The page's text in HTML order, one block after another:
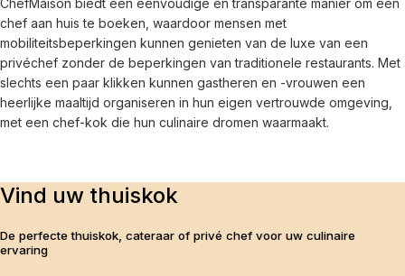
ChefMaison biedt een eenvoudige en transparante manier om een
chef aan huis te boeken, waardoor mensen met
mobiliteitsbeperkingen kunnen genieten van de luxe van een
privéchef zonder de beperkingen van traditionele restaurants. Met
slechts een paar klikken kunnen gastheren en -vrouwen een
heerlijke maaltijd organiseren in hun eigen vertrouwde omgeving,
met een chef-kok die hun culinaire dromen waarmaakt.
Vind uw thuiskok
De perfecte thuiskok, cateraar of privé chef voor uw culinaire
ervaring